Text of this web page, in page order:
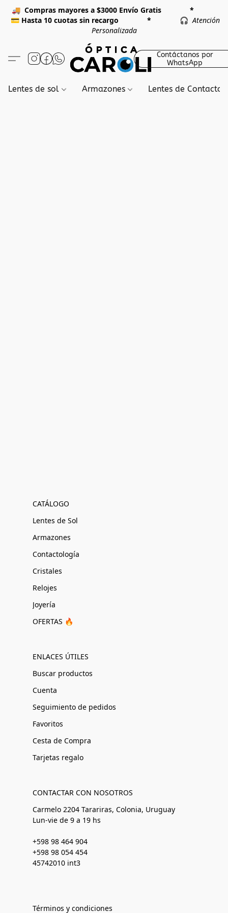
🚚 Compras mayores a $3000 Envío Gratis *
💳 Hasta 10 cuotas sin recargo * 🎧Atención
Personalizada
Contáctanos por
WhatsApp
Lentes de sol Armazones Lentes de Contacto
CATÁLOGO
Lentes de Sol
Armazones
Contactología
Cristales
Relojes
Joyería
OFERTAS 🔥
ENLACES ÚTILES
Buscar productos
Cuenta
Seguimiento de pedidos
Favoritos
Cesta de Compra
Tarjetas regalo
CONTACTAR CON NOSOTROS
Carmelo 2204 Tarariras, Colonia, Uruguay
Lun-vie de 9 a 19 hs
+598 98 464 904
+598 98 054 454
45742010 int3
Términos y condiciones